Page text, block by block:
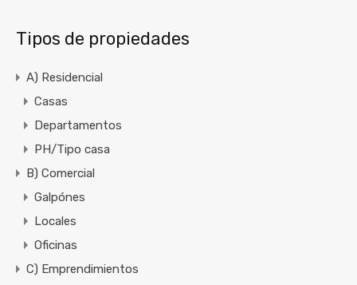
Tipos de propiedades
A) Residencial
Casas
Departamentos
PH/Tipo casa
B) Comercial
Galpónes
Locales
Oficinas
C) Emprendimientos